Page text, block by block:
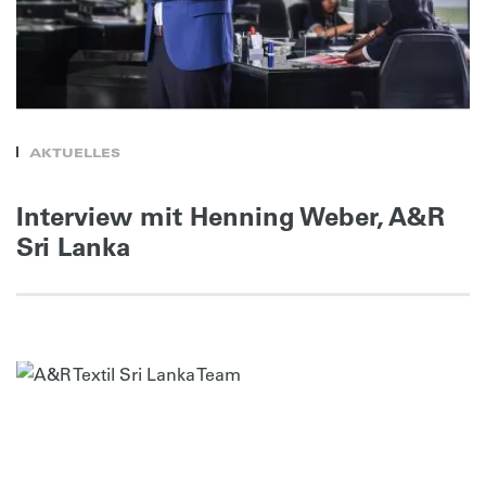
AKTUELLES
Interview mit Henning Weber, A&R
Sri Lanka